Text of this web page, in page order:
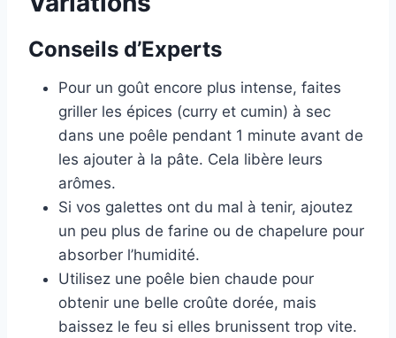
Conseils d’Experts
Pour un goût encore plus intense, faites
griller les épices (curry et cumin) à sec
dans une poêle pendant 1 minute avant de
les ajouter à la pâte. Cela libère leurs
arômes.
Si vos galettes ont du mal à tenir, ajoutez
un peu plus de farine ou de chapelure pour
absorber l’humidité.
Utilisez une poêle bien chaude pour
obtenir une belle croûte dorée, mais
baissez le feu si elles brunissent trop vite.